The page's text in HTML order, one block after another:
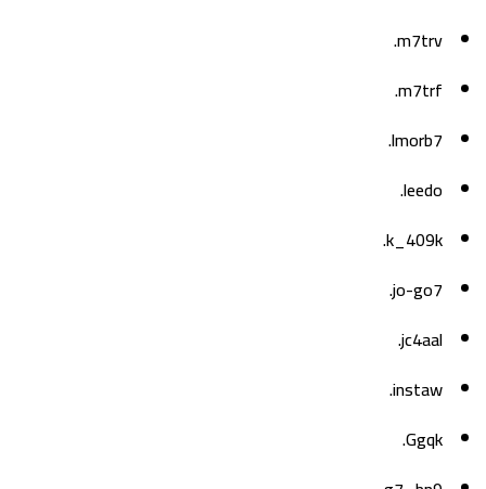
m7trv.
m7trf.
lmorb7.
leedo.
k_409k.
jo-go7.
jc4aal.
instaw.
Ggqk.